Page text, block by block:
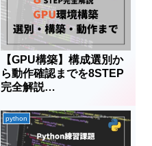
【GPU構築】構成選別か
ら動作確認までを8STEP
完全解説
sorflow+cuda】
python